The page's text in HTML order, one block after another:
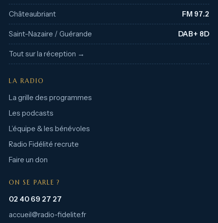
Châteaubriant FM 97.2
Saint-Nazaire / Guérande DAB+ 8D
Tout sur la réception →
LA RADIO
La grille des programmes
Les podcasts
L’équipe & les bénévoles
Radio Fidélité recrute
Faire un don
ON SE PARLE ?
02 40 69 27 27
accueil@radio-fidelite.fr